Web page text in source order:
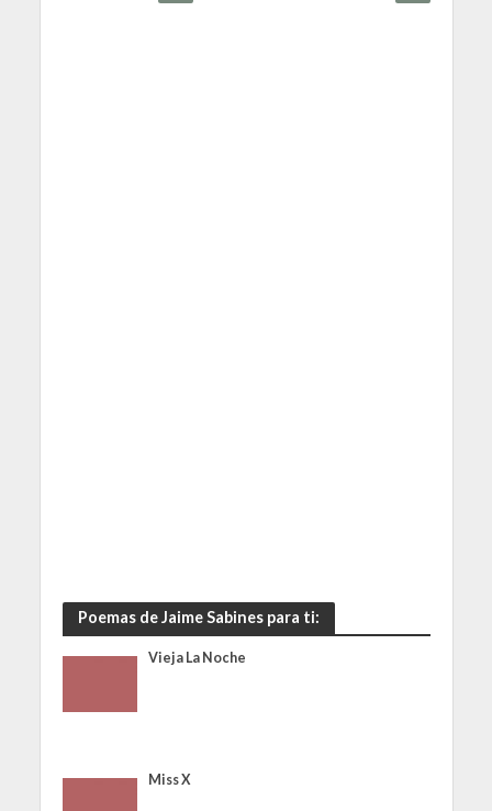
Poemas de Jaime Sabines para ti:
Vieja La Noche
Miss X